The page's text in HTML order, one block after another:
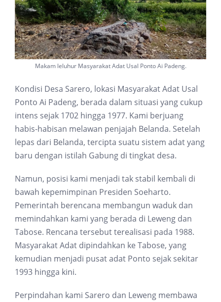
Makam leluhur Masyarakat Adat Usal Ponto Ai Padeng.
Kondisi Desa Sarero, lokasi Masyarakat Adat Usal
Ponto Ai Padeng, berada dalam situasi yang cukup
intens sejak 1702 hingga 1977. Kami berjuang
habis-habisan melawan penjajah Belanda. Setelah
lepas dari Belanda, tercipta suatu sistem adat yang
baru dengan istilah Gabung di tingkat desa.
Namun, posisi kami menjadi tak stabil kembali di
bawah kepemimpinan Presiden Soeharto.
Pemerintah berencana membangun waduk dan
memindahkan kami yang berada di Leweng dan
Tabose. Rencana tersebut terealisasi pada 1988.
Masyarakat Adat dipindahkan ke Tabose, yang
kemudian menjadi pusat adat Ponto sejak sekitar
1993 hingga kini.
Perpindahan kami Sarero dan Leweng membawa